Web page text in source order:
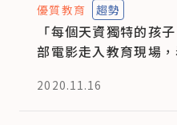
優質教育 趨勢
「每個天資獨特的孩
部電影走入教育現場
2020.11.16